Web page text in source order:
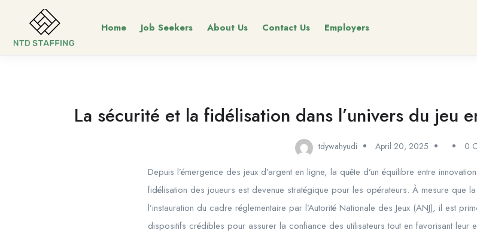
Home Job Seekers About Us Contact Us Employers
La sécurité et la fidélisation dans l’univers du jeu
tdywahyudi April 20, 2025 0
Depuis l’émergence des jeux d’argent en ligne, la quête d’un équilibre entre
fidélisation des joueurs est devenue stratégique pour les opérateurs. À mesure que
l’instauration du cadre réglementaire par l’Autorité Nationale des Jeux (ANJ), il est
dispositifs crédibles pour assurer la confiance des utilisateurs tout en favorisant leur